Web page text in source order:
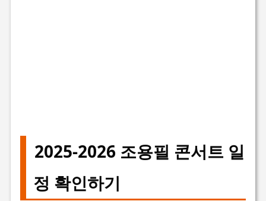
2025-2026 조용필 콘서트 일
정 확인하기